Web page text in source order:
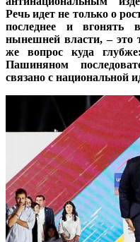
Речь идет не только о
последнее и вгонять
нынешней власти, – это
же вопрос куда
Пашиняном
связано с национальной